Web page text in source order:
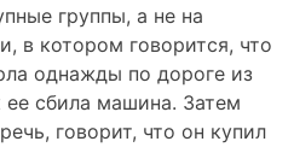
группы, а не на
в котором говорится, что
однажды по дороге из
ее сбила машина. Затем
говорит, что он купил